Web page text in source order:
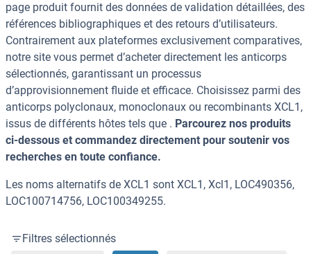
page produit fournit des données de validation détaillées, des
références bibliographiques et des retours d’utilisateurs.
Contrairement aux plateformes exclusivement comparatives,
notre site vous permet d’acheter directement les anticorps
sélectionnés, garantissant un processus
d’approvisionnement fluide et efficace. Choisissez parmi des
anticorps polyclonaux, monoclonaux ou recombinants XCL1,
issus de différents hôtes tels que . Parcourez nos produits
ci-dessous et commandez directement pour soutenir vos
recherches en toute confiance.
Les noms alternatifs de XCL1 sont XCL1, Xcl1, LOC490356,
LOC100714756, LOC100349255.
Filtres sélectionnés